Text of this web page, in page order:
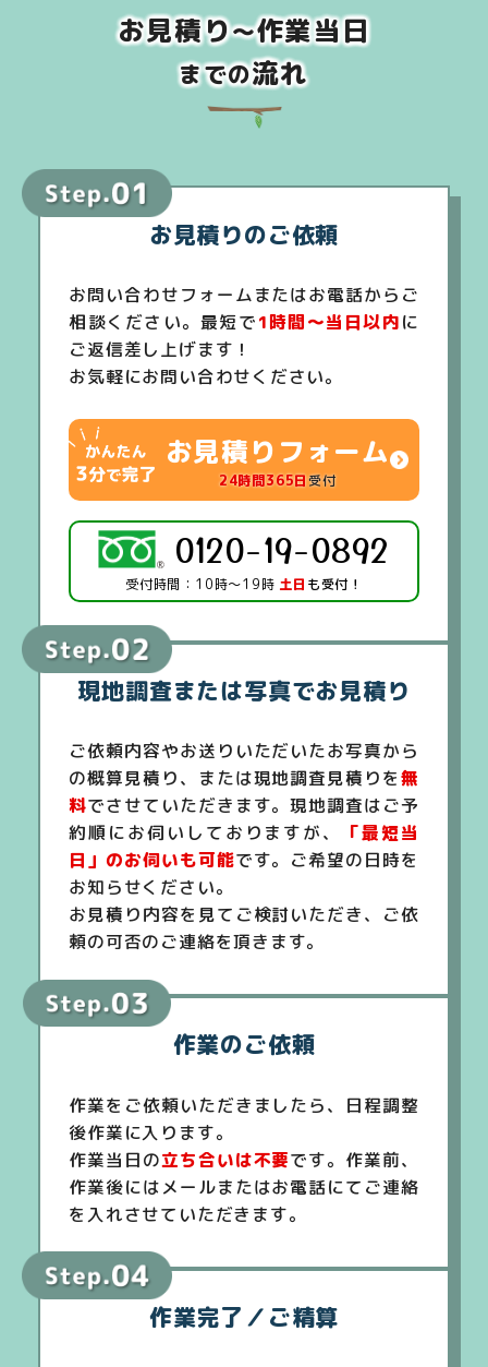
お見積り～作業当日
までの流れ
お見積りのご依頼
お問い合わせフォームまたはお電話からご
相談ください。最短で1時間～当日以内に
ご返信差し上げます！
お気軽にお問い合わせください。
お見積りフォーム
24時間365日受付
0120-19-0892
受付時間：10時～19時 土日 も受付！
現地調査または写真でお見積り
ご依頼内容やお送りいただいたお写真から
の概算見積り、または現地調査見積りを無
料でさせていただきます。現地調査はご予
約順にお伺いしておりますが、
「最短当
日」のお伺いも可能です。ご希望の日時を
お知らせください。
お見積り内容を見てご検討いただき、ご依
頼の可否のご連絡を頂きます。
作業のご依頼
作業をご依頼いただきましたら、日程調整
後作業に入ります。
作業当日の立ち合いは不要です。作業前、
作業後にはメールまたはお電話にてご連絡
を入れさせていただきます。
作業完了／ご精算